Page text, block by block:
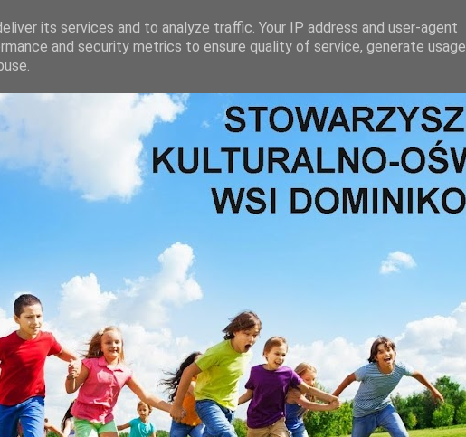
its services and to analyze traffic. Your IP address and user-agent
and security metrics to ensure quality of service, generate usage